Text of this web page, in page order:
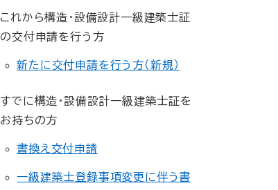
これから構造・設備設計一級建築士証
の交付申請を行う方
新たに交付申請を行う方（新規）
すでに構造・設備設計一級建築士証を
お持ちの方
書換え交付申請
一級建築士登録事項変更に伴う書